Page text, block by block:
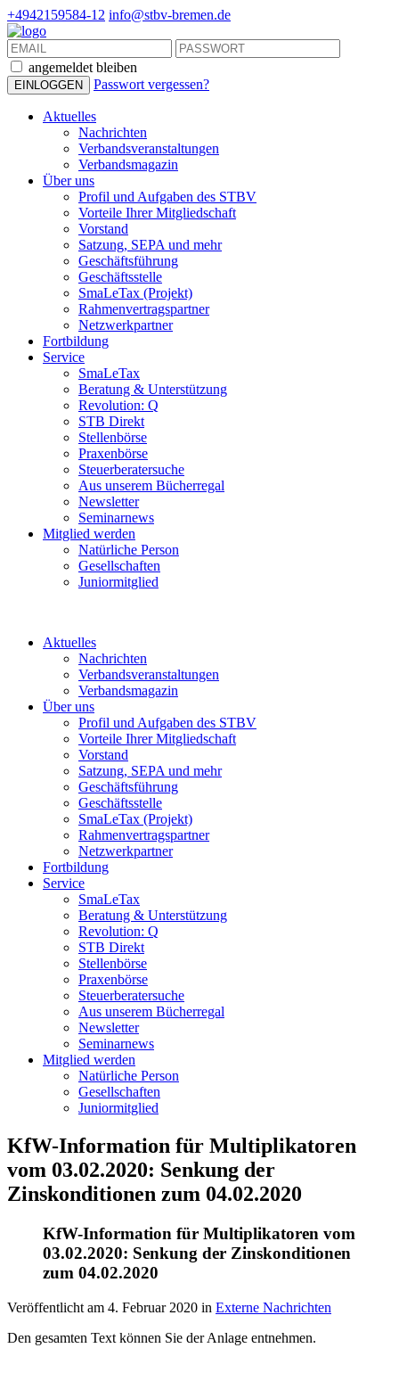
+4942159584-12 info@stbv-bremen.de
angemeldet bleiben
Passwort vergessen?
Aktuelles
Nachrichten
Verbandsveranstaltungen
Verbandsmagazin
Über uns
Profil und Aufgaben des STBV
Vorteile Ihrer Mitgliedschaft
Vorstand
Satzung, SEPA und mehr
Geschäftsführung
Geschäftsstelle
SmaLeTax (Projekt)
Rahmenvertragspartner
Netzwerkpartner
Fortbildung
Service
SmaLeTax
Beratung & Unterstützung
Revolution: Q
STB Direkt
Stellenbörse
Praxenbörse
Steuerberatersuche
Aus unserem Bücherregal
Newsletter
Seminarnews
Mitglied werden
Natürliche Person
Gesellschaften
Juniormitglied
Aktuelles
Nachrichten
Verbandsveranstaltungen
Verbandsmagazin
Über uns
Profil und Aufgaben des STBV
Vorteile Ihrer Mitgliedschaft
Vorstand
Satzung, SEPA und mehr
Geschäftsführung
Geschäftsstelle
SmaLeTax (Projekt)
Rahmenvertragspartner
Netzwerkpartner
Fortbildung
Service
SmaLeTax
Beratung & Unterstützung
Revolution: Q
STB Direkt
Stellenbörse
Praxenbörse
Steuerberatersuche
Aus unserem Bücherregal
Newsletter
Seminarnews
Mitglied werden
Natürliche Person
Gesellschaften
Juniormitglied
KfW-Information für Multiplikatoren
vom 03.02.2020: Senkung der
Zinskonditionen zum 04.02.2020
KfW-Information für Multiplikatoren vom
03.02.2020: Senkung der Zinskonditionen
zum 04.02.2020
Veröffentlicht am 4. Februar 2020 in Externe Nachrichten
Den gesamten Text können Sie der Anlage entnehmen.